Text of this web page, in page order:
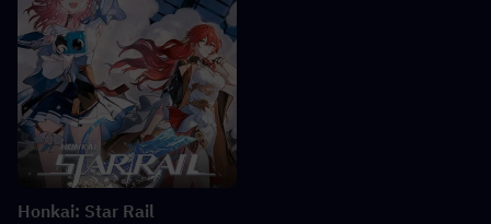
Honkai: Star Rail